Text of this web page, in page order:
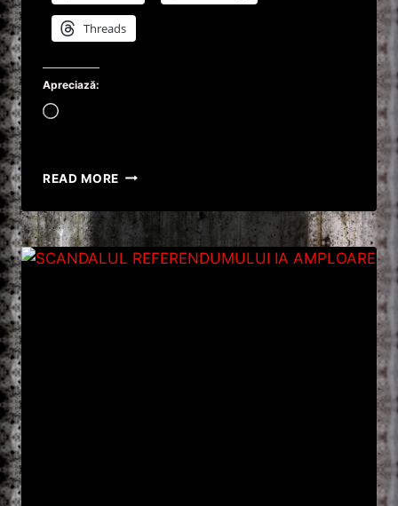
Threads
Apreciază:
Încarc...
READ MORE VICTOR
MAI
FACE
UN
ULTIM